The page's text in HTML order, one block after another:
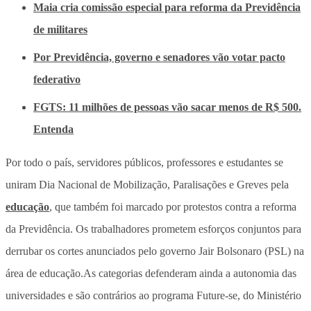
Maia cria comissão especial para reforma da Previdência
de militares
Por Previdência, governo e senadores vão votar pacto
federativo
FGTS: 11 milhões de pessoas vão sacar menos de R$ 500.
Entenda
Por todo o país, servidores públicos, professores e estudantes se
uniram Dia Nacional de Mobilização, Paralisações e Greves pela
educação, que também foi marcado por protestos contra a reforma
da Previdência. Os trabalhadores prometem esforços conjuntos para
derrubar os cortes anunciados pelo governo Jair Bolsonaro (PSL) na
área de educação.As categorias defenderam ainda a autonomia das
universidades e são contrários ao programa Future-se, do Ministério